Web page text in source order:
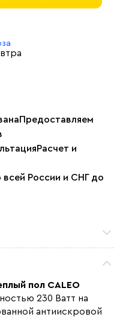
Предоставляем
Расчет и
всей России и СНГ до
Под линолеум / ковролин,
пол CALEO
230 Ватт на
антиискровой